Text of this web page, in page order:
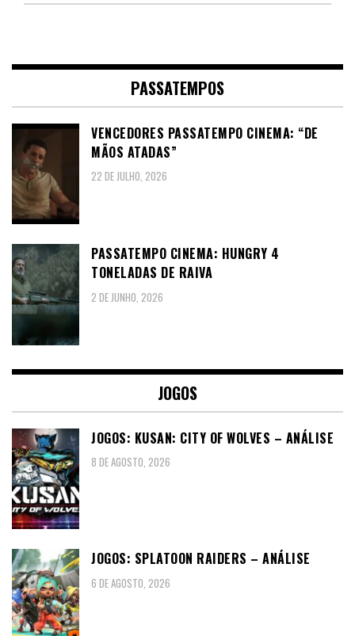
PASSATEMPOS
VENCEDORES PASSATEMPO CINEMA: “DE
MÃOS ATADAS”
22 DE JULHO, 2026
PASSATEMPO CINEMA: HUNGRY 4
TONELADAS DE RAIVA
2 DE JUNHO, 2026
JOGOS
JOGOS: KUSAN: CITY OF WOLVES – ANÁLISE
8 DE AGOSTO, 2026
JOGOS: SPLATOON RAIDERS – ANÁLISE
6 DE AGOSTO, 2026